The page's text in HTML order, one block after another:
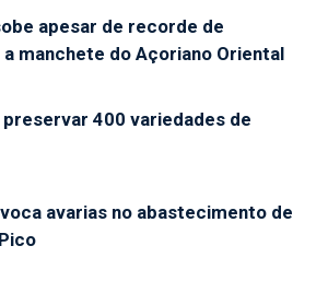
apesar de recorde de
manchete do Açoriano Oriental
preservar 400 variedades de
avarias no abastecimento de